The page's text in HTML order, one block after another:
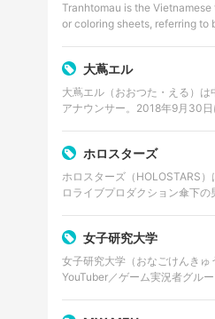
Tranhtomau is the
or coloring sheets, referring to
大蔦エル
大蔦エル（おおつた・える）
アナウンサー。2018年9月30
ホロスターズ
ホロスターズ（HOLOSTARS
ロライブプロダクション傘下の
女子研究大学
女子研究大学（おなごけんきゅ
YouTuber／ゲーム実況者グル